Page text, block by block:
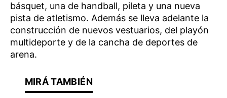
básquet, una de handball, pileta y una nueva
pista de atletismo. Además se lleva adelante la
construcción de nuevos vestuarios, del playón
multideporte y de la cancha de deportes de
arena.